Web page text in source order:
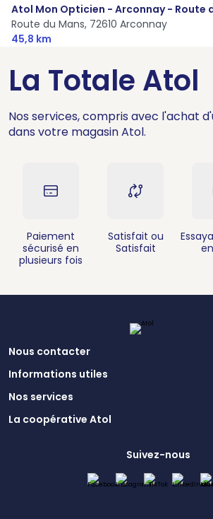
Atol Mon Opticien - Arconnay - Route
Route du Mans, 72610 Arconnay
45,8 km
La Totale Atol
Nos services, compris avec l'achat
dans votre magasin Atol.
Paiement
sécurisé en
plusieurs fois
Satisfait ou
Satisfait
Nous contacter
Informations utiles
Nos services
La coopérative Atol
Suivez-nous